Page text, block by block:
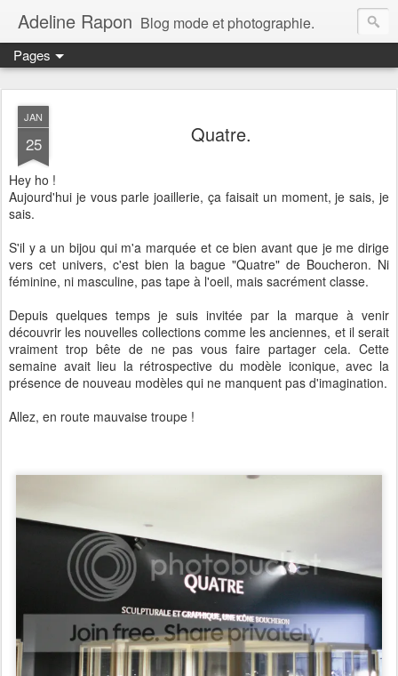
Adeline Rapon Blog mode et photographie.
Pages
JAN
25 Quatre.
Hey ho !
Aujourd'hui je vous parle joaillerie, ça faisait un moment, je sais, je
sais.
S'il y a un bijou qui m'a marquée et ce bien avant que je me dirige
vers cet univers, c'est bien la bague "Quatre" de Boucheron. Ni
féminine, ni masculine, pas tape à l'oeil, mais sacrément classe.
Depuis quelques temps je suis invitée par la marque à venir
découvrir les nouvelles collections comme les anciennes, et il serait
vraiment trop bête de ne pas vous faire partager cela. Cette
semaine avait lieu la rétrospective du modèle iconique, avec la
présence de nouveau modèles qui ne manquent pas d'imagination.
Allez, en route mauvaise troupe !